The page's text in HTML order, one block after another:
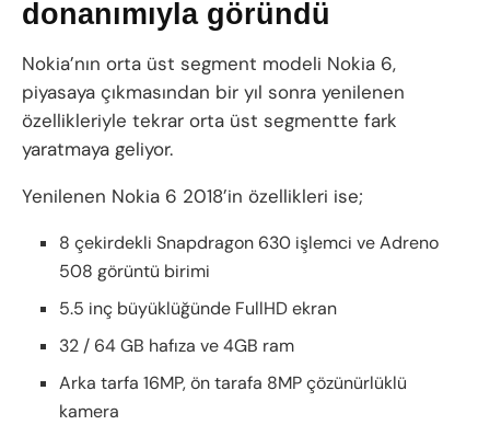
donanımıyla göründü
Nokia’nın orta üst segment modeli Nokia 6,
piyasaya çıkmasından bir yıl sonra yenilenen
özellikleriyle tekrar orta üst segmentte fark
yaratmaya geliyor.
Yenilenen Nokia 6 2018’in özellikleri ise;
8 çekirdekli Snapdragon 630 işlemci ve Adreno
508 görüntü birimi
5.5 inç büyüklüğünde FullHD ekran
32 / 64 GB hafıza ve 4GB ram
Arka tarfa 16MP, ön tarafa 8MP çözünürlüklü
kamera